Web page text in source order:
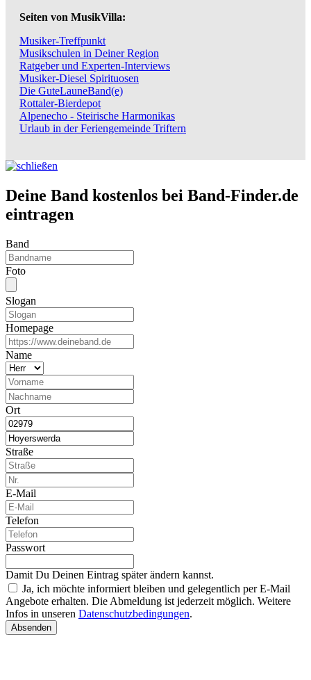
Seiten von MusikVilla:
Musiker-Treffpunkt
Musikschulen in Deiner Region
Ratgeber und Experten-Interviews
Musiker-Diesel Spirituosen
Die GuteLauneBand(e)
Rottaler-Bierdepot
Alpenecho - Steirische Harmonikas
Urlaub in der Feriengemeinde Triftern
Deine Band kostenlos bei Band-Finder.de
eintragen
Band
Foto
Slogan
Homepage
Name
Ort
Straße
E-Mail
Telefon
Passwort
Damit Du Deinen Eintrag später ändern kannst.
Ja, ich möchte informiert bleiben und gelegentlich per E-Mail
Angebote erhalten. Die Abmeldung ist jederzeit möglich. Weitere
Infos in unseren Datenschutzbedingungen.
Absenden